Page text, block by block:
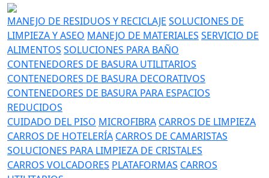
MANEJO DE RESIDUOS Y RECICLAJE SOLUCIONES DE
LIMPIEZA Y ASEO MANEJO DE MATERIALES SERVICIO DE
ALIMENTOS SOLUCIONES PARA BAÑO
CONTENEDORES DE BASURA UTILITARIOS
CONTENEDORES DE BASURA DECORATIVOS
CONTENEDORES DE BASURA PARA ESPACIOS
REDUCIDOS
CUIDADO DEL PISO MICROFIBRA CARROS DE LIMPIEZA
CARROS DE HOTELERÍA CARROS DE CAMARISTAS
SOLUCIONES PARA LIMPIEZA DE CRISTALES
CARROS VOLCADORES PLATAFORMAS CARROS